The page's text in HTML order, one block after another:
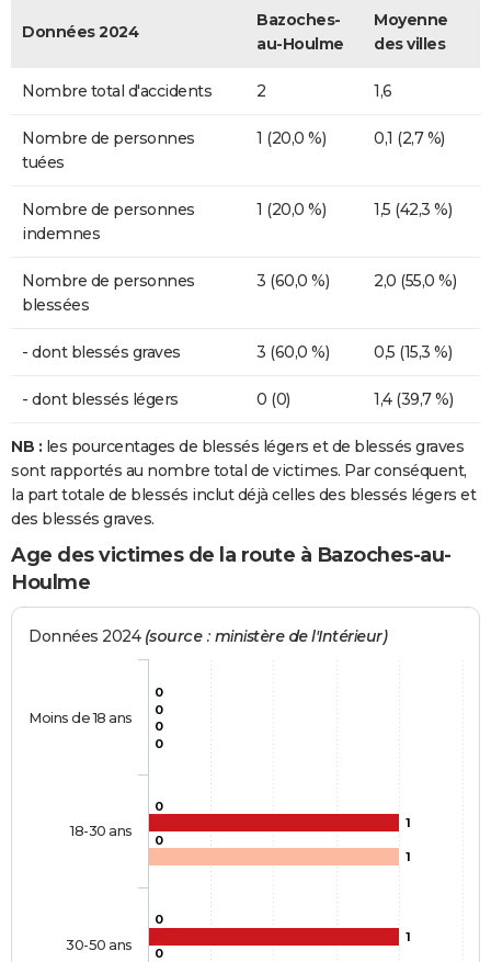
Données 2024
Bazoches-
au-Houlme
Moyenne
des villes
Nombre total d'accidents 2 1,6
Nombre de personnes
tuées
1 (20,0 %) 0,1 (2,7 %)
Nombre de personnes
indemnes
1 (20,0 %) 1,5 (42,3 %)
Nombre de personnes
blessées
3 (60,0 %) 2,0 (55,0 %)
- dont blessés graves 3 (60,0 %) 0,5 (15,3 %)
- dont blessés légers 0 (0) 1,4 (39,7 %)
NB : les pourcentages de blessés légers et de blessés graves
sont rapportés au nombre total de victimes. Par conséquent,
la part totale de blessés inclut déjà celles des blessés légers et
des blessés graves.
Age des victimes de la route à Bazoches-au-
Houlme
Données 2024 (source : ministère de l'Intérieur)
0
0
0
0
1
1
0
0
0
0
1
Moins de 18 ans
18-30 ans
30-50 ans